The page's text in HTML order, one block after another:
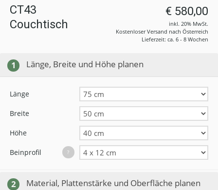
CT43
Couchtisch
€ 580,00
inkl. 20% MwSt.
Kostenloser Versand nach Österreich
Lieferzeit: ca. 6 - 8 Wochen
1 Länge, Breite und Höhe planen
Länge
Breite
Höhe
Beinprofil ?
2 Material, Plattenstärke und Oberfläche planen